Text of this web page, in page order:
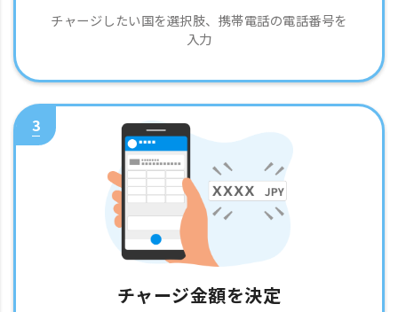
チャージしたい国を選択肢、携帯電話の電話番号を
入力
3
チャージ金額を決定